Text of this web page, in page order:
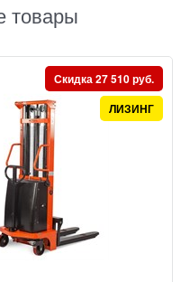
товары
Скидка 27 510 руб.
ЛИЗИНГ